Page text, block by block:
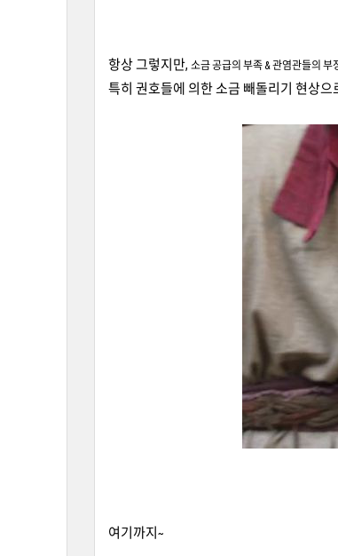
항상 그렇지만, 소금 공급의 부족 & 관염관들의 부
특히 권호들에 의한 소금 빼돌리기 현상
여기까지~